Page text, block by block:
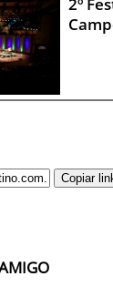
Copiar